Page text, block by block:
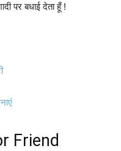
पर बधाई देता हूँ !
Friend